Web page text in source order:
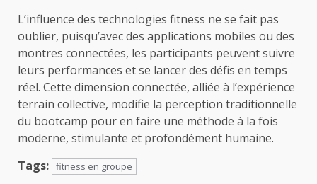
L’influence des technologies fitness ne se fait pas
oublier, puisqu’avec des applications mobiles ou des
montres connectées, les participants peuvent suivre
leurs performances et se lancer des défis en temps
réel. Cette dimension connectée, alliée à l’expérience
terrain collective, modifie la perception traditionnelle
du bootcamp pour en faire une méthode à la fois
moderne, stimulante et profondément humaine.
Tags: fitness en groupe